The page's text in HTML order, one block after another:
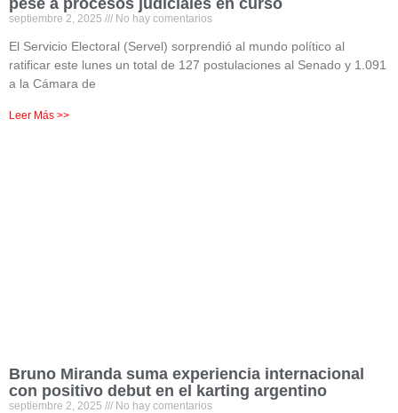
pese a procesos judiciales en curso
septiembre 2, 2025 No hay comentarios
El Servicio Electoral (Servel) sorprendió al mundo político al
ratificar este lunes un total de 127 postulaciones al Senado y 1.091
a la Cámara de
Leer Más >>
Bruno Miranda suma experiencia internacional
con positivo debut en el karting argentino
septiembre 2, 2025 No hay comentarios